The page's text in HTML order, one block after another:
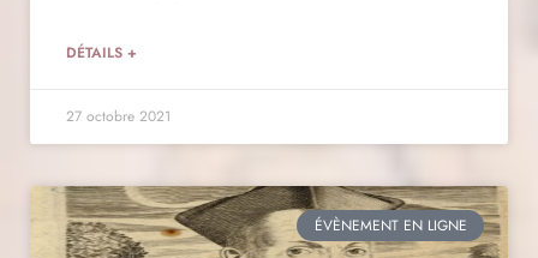
DÉTAILS +
27 octobre 2021
ÉVÈNEMENT EN LIGNE